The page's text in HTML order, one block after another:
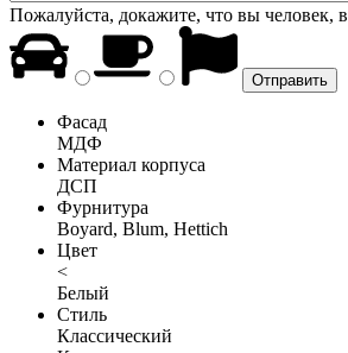
Пожалуйста, докажите, что вы человек,
Фасад
МДФ
Материал корпуса
ДСП
Фурнитура
Boyard, Blum, Hettich
Цвет
<
Белый
Стиль
Классический